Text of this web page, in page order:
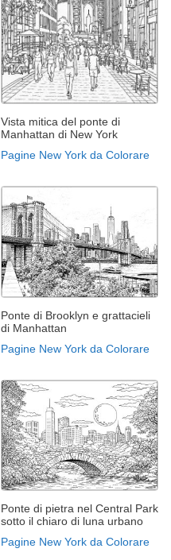
Vista mitica del ponte di
Manhattan di New York
Pagine New York da Colorare
Ponte di Brooklyn e grattacieli
di Manhattan
Pagine New York da Colorare
Ponte di pietra nel Central Park
sotto il chiaro di luna urbano
Pagine New York da Colorare